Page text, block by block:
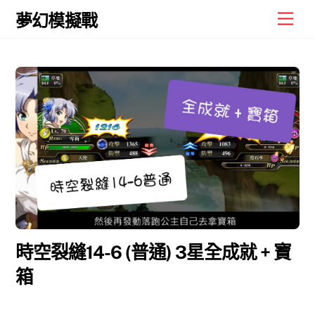
Skip
夢幻模擬戰
時空裂縫14-6 (普通) 3星全成就 + 寶
箱